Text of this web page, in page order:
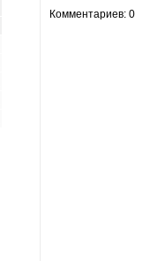
Комментариев: 0